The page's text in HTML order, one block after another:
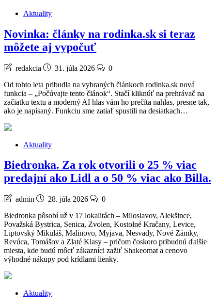
Aktuality
Novinka: články na rodinka.sk si teraz
môžete aj vypočuť
redakcia 31. júla 2026
0
Od tohto leta pribudla na vybraných článkoch rodinka.sk nová
funkcia – „Počúvajte tento článok“. Stačí kliknúť na prehrávač na
začiatku textu a moderný AI hlas vám ho prečíta nahlas, presne tak,
ako je napísaný. Funkciu sme zatiaľ spustili na desiatkach…
Aktuality
Biedronka. Za rok otvorili o 25 % viac
predajní ako Lidl a o 50 % viac ako Billa.
admin 28. júla 2026
0
Biedronka pôsobí už v 17 lokalitách – Miloslavov, Alekšince,
Považská Bystrica, Senica, Zvolen, Kostolné Kračany, Levice,
Liptovský Mikuláš, Malinovo, Myjava, Nesvady, Nové Zámky,
Revúca, Tomášov a Zlaté Klasy – pričom čoskoro pribudnú ďalšie
miesta, kde budú môcť zákazníci zažiť Shakeomat a cenovo
výhodné nákupy pod krídlami lienky.
Aktuality